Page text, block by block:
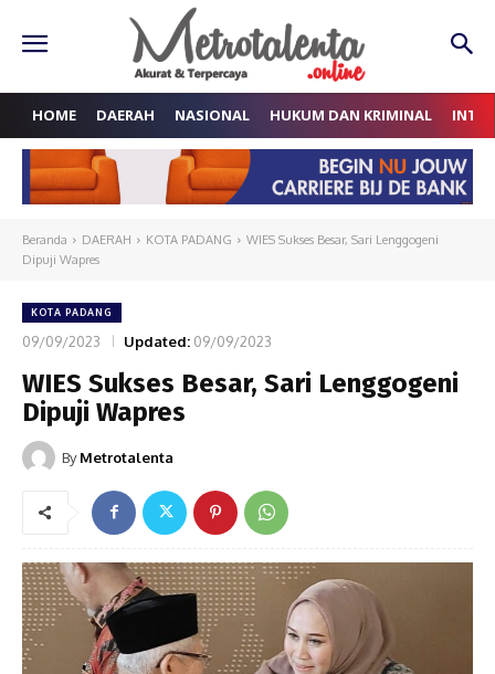
HOME DAERAH NASIONAL HUKUM DAN KRIMINAL
Beranda DAERAH KOTA PADANG
WIES Sukses Besar, Sari Lenggogeni
Dipuji Wapres
KOTA PADANG
09/09/2023 Updated: 09/09/2023
WIES Sukses Besar, Sari Lenggogeni
Dipuji Wapres
By Metrotalenta